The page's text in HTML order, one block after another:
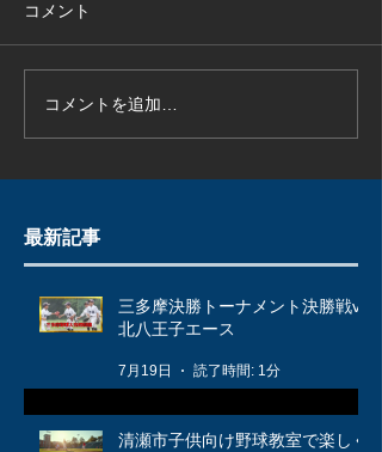
コメント
コメントを追加…
最新記事
三多摩決勝トーナメント決勝戦vs
北八王子エース
7月19日 読了時間: 1分
清瀬市子供向け野球教室で楽しく